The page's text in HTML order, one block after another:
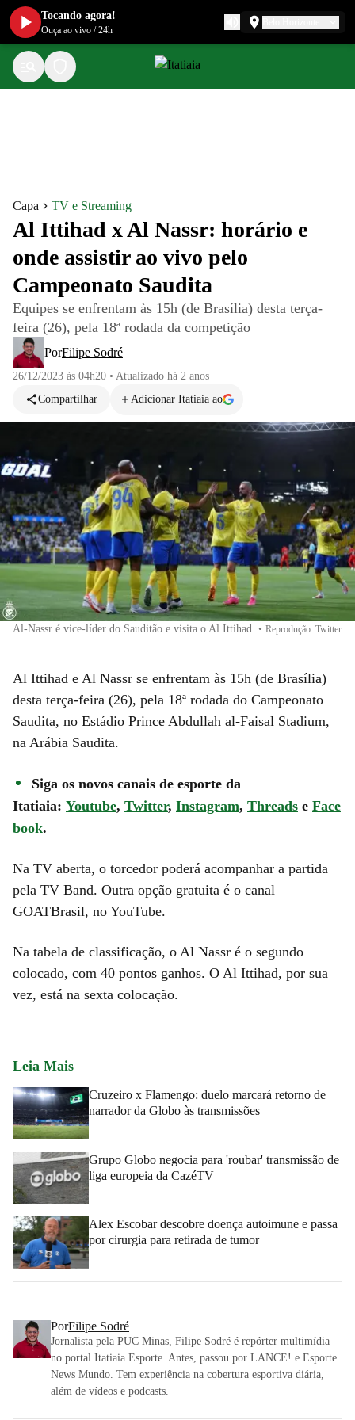
Capa TV e Streaming
Al Ittihad x Al Nassr: horário e
onde assistir ao vivo pelo
Campeonato Saudita
Equipes se enfrentam às 15h (de Brasília) desta terça-
feira (26), pela 18ª rodada da competição
PorFilipe Sodré
26/12/2023 às 04h20 • Atualizado há 2 anos
Compartilhar
Adicionar Itatiaia ao
Al-Nassr é vice-líder do Sauditão e visita o Al Ittihad • Reprodução: Twitter
Al Ittihad e Al Nassr se enfrentam às 15h (de Brasília)
desta terça-feira (26), pela 18ª rodada do Campeonato
Saudita, no Estádio Prince Abdullah al-Faisal Stadium,
na Arábia Saudita.
Siga os novos canais de esporte da
Itatiaia: Youtube, Twitter, Instagram, Threads e Face
book.
Na TV aberta, o torcedor poderá acompanhar a partida
pela TV Band. Outra opção gratuita é o canal
GOATBrasil, no YouTube.
Na tabela de classificação, o Al Nassr é o segundo
colocado, com 40 pontos ganhos. O Al Ittihad, por sua
vez, está na sexta colocação.
Leia Mais
Cruzeiro x Flamengo: duelo marcará retorno de
narrador da Globo às transmissões
Grupo Globo negocia para 'roubar' transmissão de
liga europeia da CazéTV
Alex Escobar descobre doença autoimune e passa
por cirurgia para retirada de tumor
PorFilipe Sodré
Jornalista pela PUC Minas, Filipe Sodré é repórter multimídia
no portal Itatiaia Esporte. Antes, passou por LANCE! e Esporte
News Mundo. Tem experiência na cobertura esportiva diária,
além de vídeos e podcasts.
Tocando agora!
Ouça ao vivo /24h